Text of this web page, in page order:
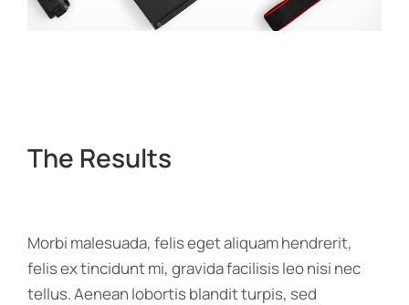
The Results
Morbi malesuada, felis eget aliquam hendrerit,
felis ex tincidunt mi, gravida facilisis leo nisi nec
tellus. Aenean lobortis blandit turpis, sed